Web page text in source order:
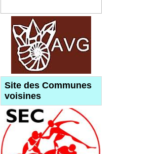
Site des Communes
voisines